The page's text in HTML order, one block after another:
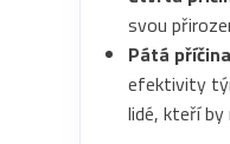
svou
Pátá
efektivity
lidé, kteří